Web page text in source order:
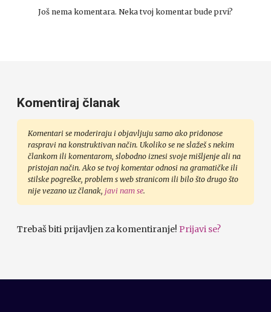
Još nema komentara. Neka tvoj komentar bude prvi?
Komentiraj članak
Komentari se moderiraju i objavljuju samo ako pridonose
raspravi na konstruktivan način. Ukoliko se ne slažeš s nekim
člankom ili komentarom, slobodno iznesi svoje mišljenje ali na
pristojan način. Ako se tvoj komentar odnosi na gramatičke ili
stilske pogreške, problem s web stranicom ili bilo što drugo što
nije vezano uz članak, javi nam se.
Trebaš biti prijavljen za komentiranje! Prijavi se?